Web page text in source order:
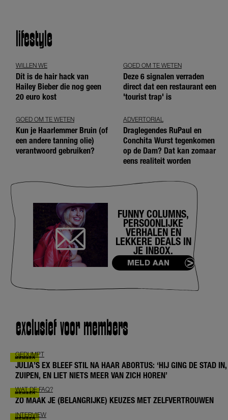
lifestyle
WILLEN WE
Dít is de hair hack van
Hailey Bieber die nog geen
20 euro kost
GOED OM TE WETEN
Deze 6 signalen verraden
direct dat een restaurant een
'tourist trap' is
GOED OM TE WETEN
Kun je Haarlemmer Bruin (of
een andere tanning olie)
verantwoord gebruiken?
ADVERTORIAL
Draglegendes RuPaul en
Conchita Wurst tegenkomen
op de Dam? Dat kan zomaar
eens realiteit worden
FUNNY COLUMNS,
PERSOONLIJKE
VERHALEN EN
LEKKERE DEALS IN
JE INBOX.
MELD AAN
exclusief voor members
GEDUMPT
JULIA’S EX BLEEF STIL NA HAAR ABORTUS: ‘HIJ GING DE STAD IN,
ZUIPEN, EN LIET NIETS MEER VAN ZICH HOREN’
WAT DE FAQ?
ZO MAAK JE (BELANGRIJKE) KEUZES MET ZELFVERTROUWEN
INTERVIEW